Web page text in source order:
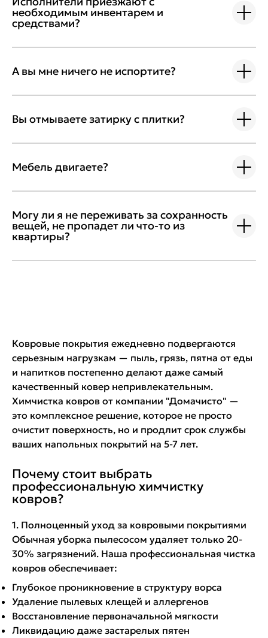
необходимым инвентарем и
средствами?
А вы мне ничего не испортите?
Вы отмываете затирку с плитки?
Мебель двигаете?
Могу ли я не переживать за сохранность
вещей, не пропадет ли что-то из
квартиры?
Ковровые покрытия ежедневно подвергаются
серьезным нагрузкам — пыль, грязь, пятна от еды
и напитков постепенно делают даже самый
качественный ковер непривлекательным.
Химчистка ковров от компании "Домачисто" —
это комплексное решение, которое не просто
очистит поверхность, но и продлит срок службы
ваших напольных покрытий на 5-7 лет.
Почему стоит выбрать
профессиональную химчистку
ковров?
1. Полноценный уход за ковровыми покрытиями
Обычная уборка пылесосом удаляет только 20-
30% загрязнений. Наша профессиональная чистка
ковров обеспечивает:
Глубокое проникновение в структуру ворса
Удаление пылевых клещей и аллергенов
Восстановление первоначальной мягкости
Ликвидацию даже застарелых пятен